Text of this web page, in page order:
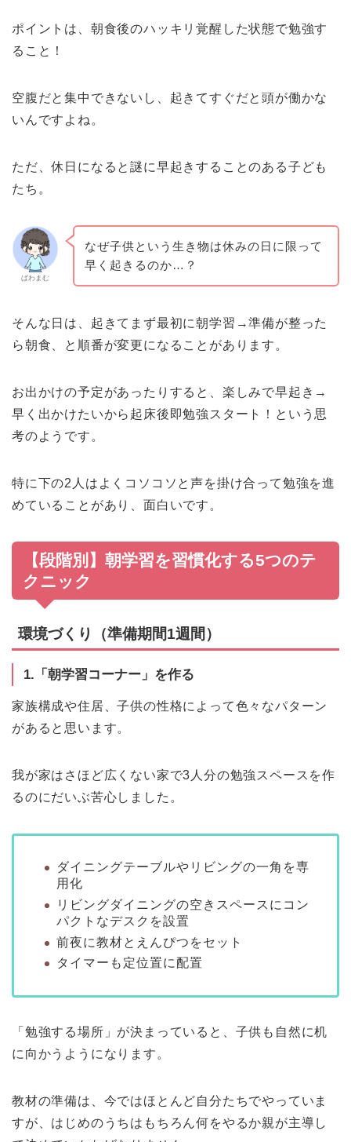
ポイントは、朝食後のハッキリ覚醒した状態で勉強す
ること！
空腹だと集中できないし、起きてすぐだと頭が働かな
いんですよね。
ただ、休日になると謎に早起きすることのある子ども
たち。
ぱわまむ
なぜ子供という生き物は休みの日に限って
早く起きるのか…？
そんな日は、起きてまず最初に朝学習→準備が整った
ら朝食、と順番が変更になることがあります。
お出かけの予定があったりすると、楽しみで早起き→
早く出かけたいから起床後即勉強スタート！という思
考のようです。
特に下の2人はよくコソコソと声を掛け合って勉強を進
めていることがあり、面白いです。
【段階別】朝学習を習慣化する5つのテ
クニック
環境づくり（準備期間1週間）
1.「朝学習コーナー」を作る
家族構成や住居、子供の性格によって色々なパターン
があると思います。
我が家はさほど広くない家で3人分の勉強スペースを作
るのにだいぶ苦心しました。
ダイニングテーブルやリビングの一角を専
用化
リビングダイニングの空きスペースにコン
パクトなデスクを設置
前夜に教材とえんぴつをセット
タイマーも定位置に配置
「勉強する場所」が決まっていると、子供も自然に机
に向かうようになります。
教材の準備は、今ではほとんど自分たちでやっていま
すが、はじめのうちはもちろん何をやるか親が主導し